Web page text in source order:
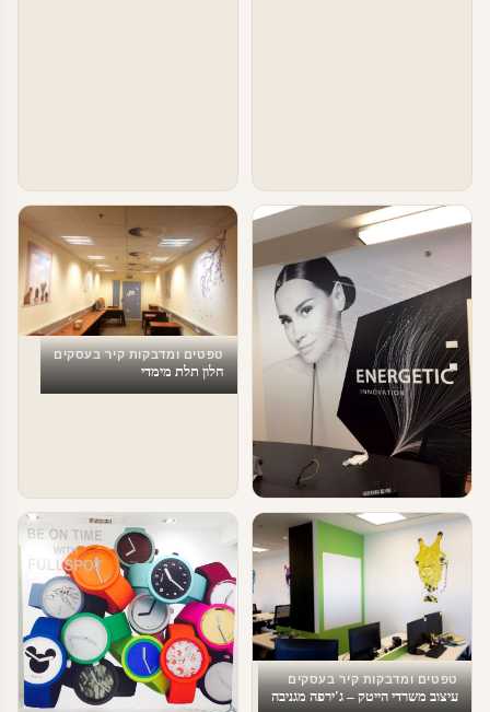
טפטים ומדבקות קיר בעסקים
מדבקות טפט לעסקים
טפטים ומדבקות קיר בעסקים
חלון תלת מימדי
טפטים ומדבקות קיר בעסקים
עיצוב משרדי הייטק – ג'ירפה מגניבה